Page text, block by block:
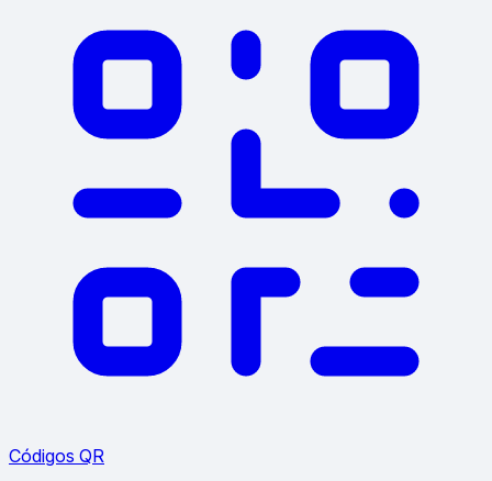
Códigos QR